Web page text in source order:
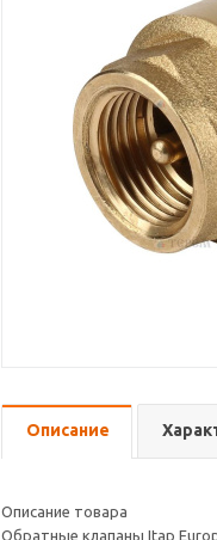
Описание
Описание товара
Обратные клапаны Itap